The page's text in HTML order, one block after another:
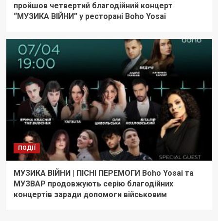
пройшов четвертий благодійний концерт
“МУЗИКА ВІЙНИ” у ресторані Boho Yosai
ПОДІЇ
МУЗИКА ВІЙНИ | ПІСНІ ПЕРЕМОГИ Boho Yosai та
МУЗВАР продовжують серію благодійних
концертів заради допомоги військовим